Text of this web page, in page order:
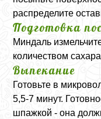
распределите
Подготовка
Миндаль
количеством
Выпекание
Готовьте в
5,5-7 минут.
шпажкой - она